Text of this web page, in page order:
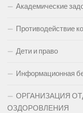
Академические
Противодействие
Дети и право
Информационная
ОРГАНИЗАЦИЯ
ОЗДОРОВЛЕНИЯ